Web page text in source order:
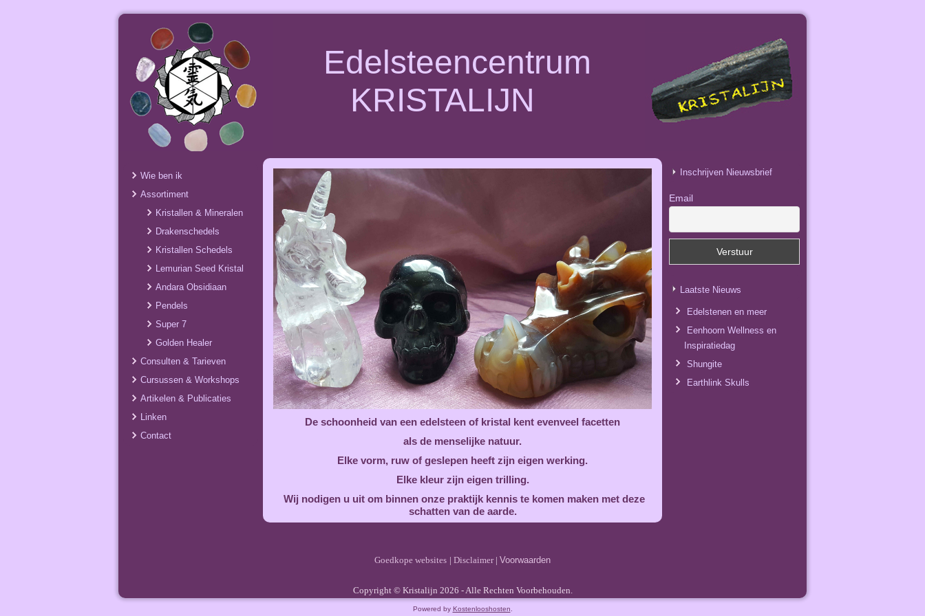
Edelsteencentrum
KRISTALIJN
Wie ben ik
Assortiment
Kristallen & Mineralen
Drakenschedels
Kristallen Schedels
Lemurian Seed Kristal
Andara Obsidiaan
Pendels
Super 7
Golden Healer
Consulten & Tarieven
Cursussen & Workshops
Artikelen & Publicaties
Linken
Contact
De schoonheid van een edelsteen of kristal kent evenveel facetten
als de menselijke natuur.
Elke vorm, ruw of geslepen heeft zijn eigen werking.
Elke kleur zijn eigen trilling.
Wij nodigen u uit om binnen onze praktijk kennis te komen maken met deze
schatten van de aarde.
Inschrijven Nieuwsbrief
Email
Laatste Nieuws
Edelstenen en meer
Eenhoorn Wellness en
Inspiratiedag
Shungite
Earthlink Skulls
Goedkope websites | Disclaimer| Voorwaarden
Copyright © Kristalijn 2026 - Alle Rechten Voorbehouden.
Powered by Kostenlooshosten